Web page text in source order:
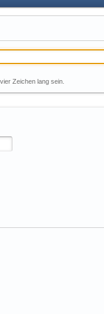
Zeichen lang sein.